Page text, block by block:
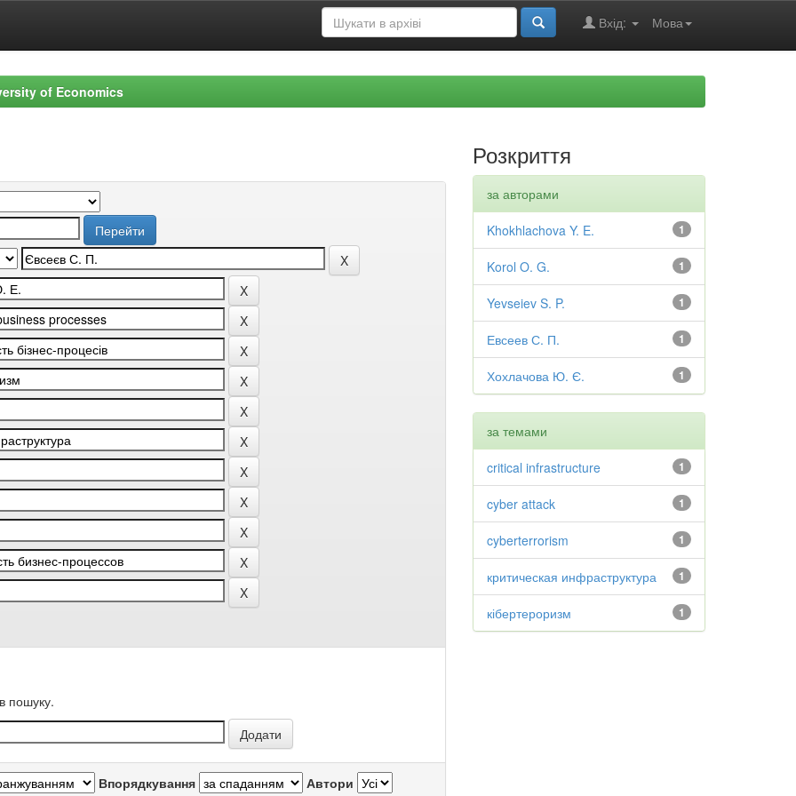
Мова
Вхід:
of Economics
пошуку.
Впорядкування Автори
Розкриття
за авторами
1
Khokhlachova Y. E.
1
Korol O. G.
1
Yevseiev S. P.
1
Евсеев С. П.
1
Хохлачова Ю. Є.
за темами
1
critical infrastructure
1
cyber attack
1
cyberterrorism
1
критическая инфраструктура
1
кібертероризм